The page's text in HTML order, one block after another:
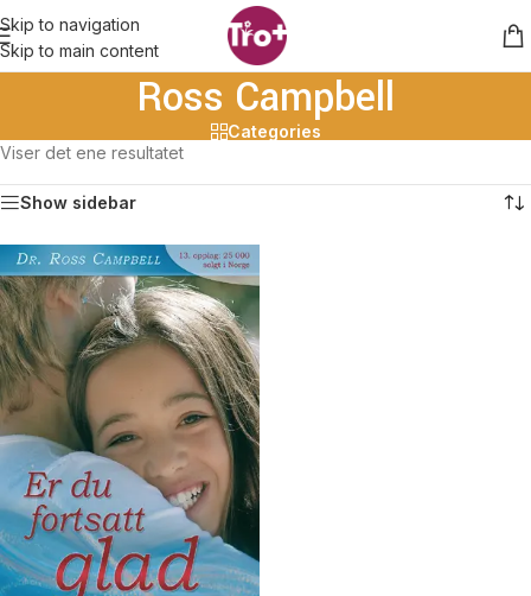
Skip to navigation
Skip to main content
Ross Campbell
Categories
Viser det ene resultatet
Show sidebar